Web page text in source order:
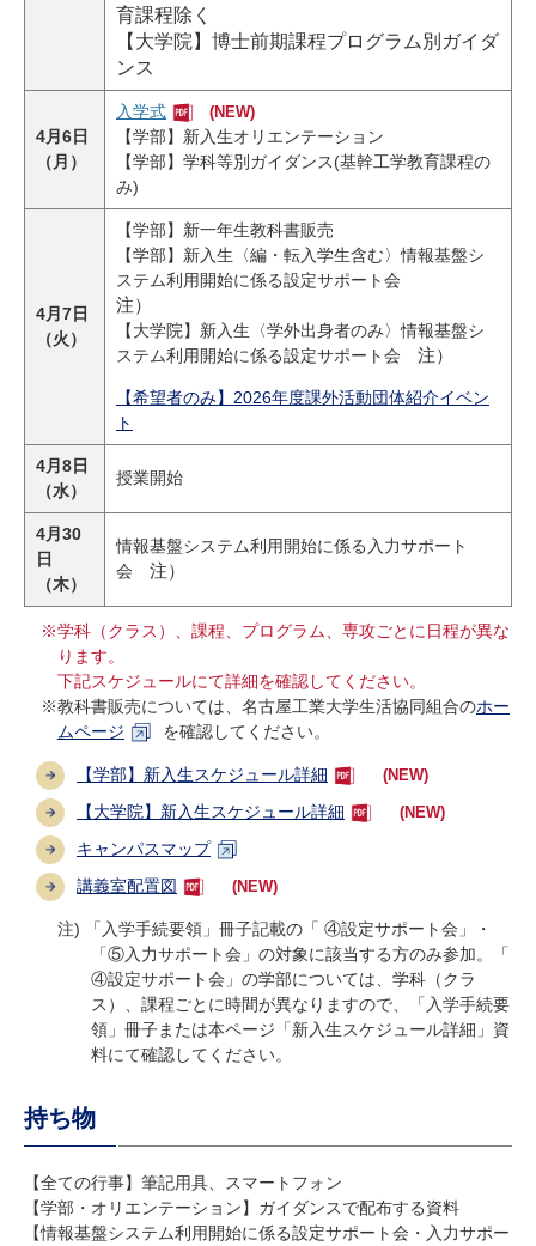
育課程除く
【大学院】博士前期課程プログラム別ガイダ
ンス
4月6日
（月）
入学式 (NEW)
【学部】新入生オリエンテーション
【学部】学科等別ガイダンス(基幹工学教育課程の
み)
4月7日
（火）
【学部】新一年生教科書販売
【学部】新入生〈編・転入学生含む〉情報基盤シ
ステム利用開始に係る設定サポート会
注）
【大学院】新入生〈学外出身者のみ〉情報基盤シ
ステム利用開始に係る設定サポート会 注）
【希望者のみ】2026年度課外活動団体紹介イベン
ト
4月8日
（水）
授業開始
4月30
日
（木）
情報基盤システム利用開始に係る入力サポート
会 注）
※学科（クラス）、課程、プログラム、専攻ごとに日程が異な
ります。
下記スケジュールにて詳細を確認してください。
※教科書販売については、名古屋工業大学生活協同組合のホー
ムページ
を確認してください。
【学部】新入生スケジュール詳細 (NEW)
【大学院】新入生スケジュール詳細 (NEW)
キャンパスマップ
講義室配置図 (NEW)
注) 「入学手続要領」冊子記載の「 ④設定サポート会」・
「⑤入力サポート会」の対象に該当する方のみ参加。「
④設定サポート会」の学部については、学科（クラ
ス）、課程ごとに時間が異なりますので、「入学手続要
領」冊子または本ページ「新入生スケジュール詳細」資
料にて確認してください。
持ち物
【全ての行事】筆記用具、スマートフォン
【学部・オリエンテーション】ガイダンスで配布する資料
【情報基盤システム利用開始に係る設定サポート会・入力サポー